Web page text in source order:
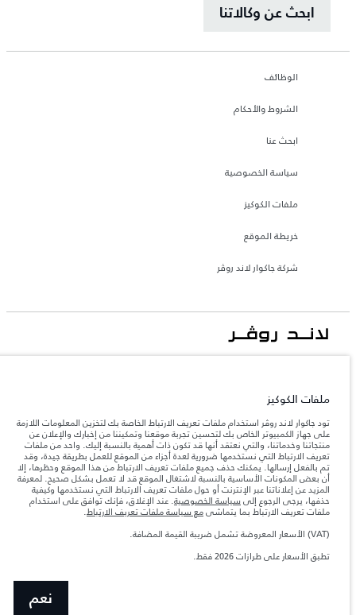
ابحث عن وكالاتنا
الوظائف
الشروط والأحكام
ابحث عنا
سياسة الخصوصية
ملفات الكوكيز
خريطة الموقع
شركة جاكوار لاند روڤر
تعكس الأوزان المذكورة مواصفات السيارة القياسية. سوف تؤثر الإكسسوارات وغيرها من
والحد الأقصى لأحمال المحور عند تحميل السيارة بالإكسسوارات والركاب والسوائل والوقود
والحمولة.
المعلومات والمواصفات والأسعار والألوان المذكورة على هذا الموقع قد تختلف من بلد إلى
آخر، كما أنّها قد تتغير بدون إشعار مسبق. الرجاء التواصل مع وكيلنا المحلي للتأكد من توفّرها
والتحقق من الأسعار.
ملاحظة مهمة حول الصور والمواصفات.إن النقص العالمي في أشباه الموصلات يؤثر حاليًا
في مواصفات تصميم السيارات وتوفر الخيارات وتوقيتات التصاميم. هذا ظرف ديناميكي
للغاية، ونتيجة لذلك، قد لا تمثّل الصور المستخدَمة ضمن موقع الويب حاليًا المواصفات الحالية
بالكامل بالنسبة إلى الميزات والخيارات والحلية ومجموعات الألوان. يرجى استشارة وكيلك الذي
سيتمكّن من تأكيد أي تقييدات حالية معك للسماح لك باتخاذ قرار مدروس
يتباين استهلك الوقود الفعلي للمركبة عن ذلك المتحقق في تلك الاختبارات كما أن هذه
ملفات الكوكيز
تود جاكوار لاند روڤر استخدام ملفات تعريف الارتباط الخاصة بك لتخزين المعلومات اللازمة
على جهاز الكمبيوتر الخاص بك لتحسين تجربة موقعنا وتمكيننا من إخبارك والإعلان عن
منتجاتنا وخدماتنا، والتي نعتقد أنها قد تكون ذات أهمية بالنسبة إليك. واحد من ملفات
تعريف الارتباط التي نستخدمها ضرورية لعدة أجزاء من الموقع للعمل بطريقة جيدة، وقد
تم بالفعل إرسالها. يمكنك حذف جميع ملفات تعريف الارتباط من هذا الموقع وحظرها، إلا
أن بعض المكونات الأساسية بالنسبة لاشتغال الموقع قد لا تعمل بشكل صحيح. لمعرفة
المزيد عن إعلاناتنا عبر الإنترنت أو حول ملفات تعريف الارتباط التي نستخدمها وكيفية
حذفها، يرجى الرجوع إلى سياسة الخصوصية. عند الإغلاق، فإنك توافق على استخدام
ملفات تعريف الارتباط بما يتماشىمع سياسة ملفات تعريف الارتباط.
(VAT) الأسعار المعروضة تشمل ضريبة القيمة المضافة.
تطبق الأسعار على طرازات 2026 فقط.‎
نعم